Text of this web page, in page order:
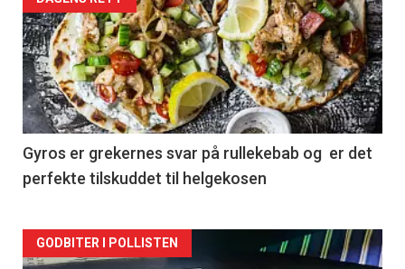
akkurat
nå
-
2
Gyros er grekernes svar på rullekebab og er det
perfekte tilskuddet til helgekosen
Forsiden
GODBITER I POLLISTEN